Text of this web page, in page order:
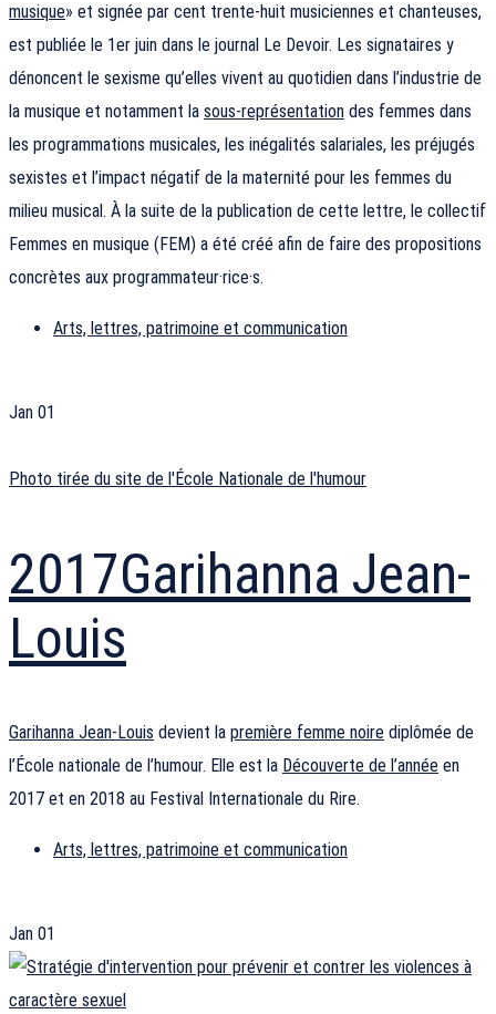
musique» et signée par cent trente-huit musiciennes et chanteuses,
est publiée le 1er juin dans le journal Le Devoir. Les signataires y
dénoncent le sexisme qu’elles vivent au quotidien dans l’industrie de
la musique et notamment la sous-représentation des femmes dans
les programmations musicales, les inégalités salariales, les préjugés
sexistes et l’impact négatif de la maternité pour les femmes du
milieu musical. À la suite de la publication de cette lettre, le collectif
Femmes en musique (FEM) a été créé afin de faire des propositions
concrètes aux programmateur·rice·s.
Arts, lettres, patrimoine et communication
Jan 01
Photo tirée du site de l'École Nationale de l'humour
2017Garihanna Jean-
Louis
Garihanna Jean-Louis devient la première femme noire diplômée de
l’École nationale de l’humour. Elle est la Découverte de l’année en
2017 et en 2018 au Festival Internationale du Rire.
Arts, lettres, patrimoine et communication
Jan 01